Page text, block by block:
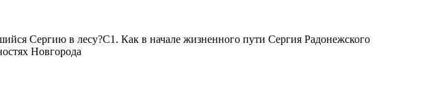
Сергию в лесу?С1. Как в начале жизненного пути Сергия Радонежского
Новгорода